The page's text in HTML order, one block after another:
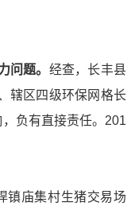
问题。 经查，长丰县
辖区四级环保网格长
负有直接责任。201
镇庙集村生猪交易场